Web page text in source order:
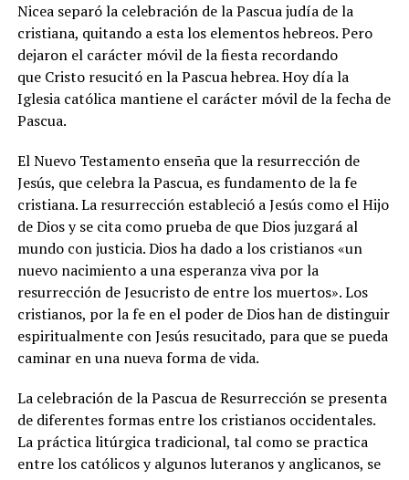
Nicea separó la celebración de la Pascua judía de la
cristiana, quitando a esta los elementos hebreos. Pero
dejaron el carácter móvil de la fiesta recordando
que Cristo resucitó en la Pascua hebrea. Hoy día la
Iglesia católica mantiene el carácter móvil de la fecha de
Pascua.
El Nuevo Testamento enseña que la resurrección de
Jesús, que celebra la Pascua, es fundamento de la fe
cristiana. La resurrección estableció a Jesús como el Hijo
de Dios y se cita como prueba de que Dios juzgará al
mundo con justicia. Dios ha dado a los cristianos «un
nuevo nacimiento a una esperanza viva por la
resurrección de Jesucristo de entre los muertos». Los
cristianos, por la fe en el poder de Dios han de distinguir
espiritualmente con Jesús resucitado, para que se pueda
caminar en una nueva forma de vida.
La celebración de la Pascua de Resurrección se presenta
de diferentes formas entre los cristianos occidentales.
La práctica litúrgica tradicional, tal como se practica
entre los católicos y algunos luteranos y anglicanos, se